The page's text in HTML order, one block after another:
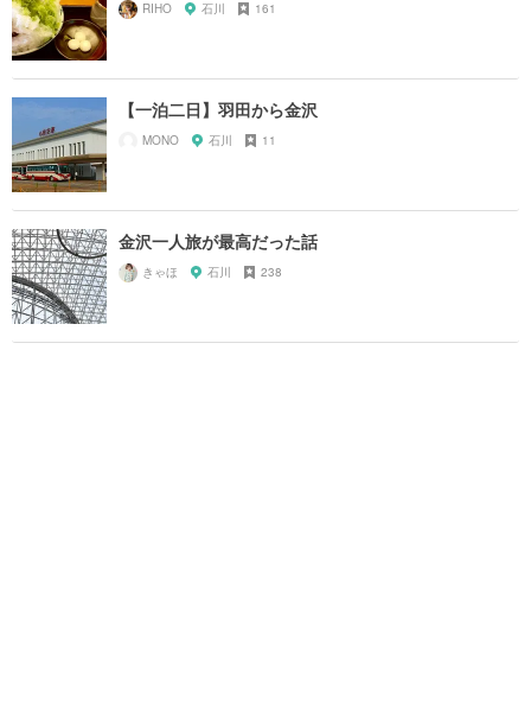
RIHO 石川 161
【一泊二日】羽田から金沢
MONO 石川 11
金沢一人旅が最高だった話
きゃほ 石川 238